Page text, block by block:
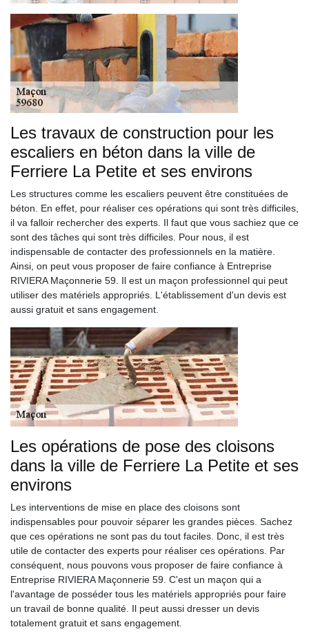
Les travaux de construction pour les
escaliers en béton dans la ville de
Ferriere La Petite et ses environs
Les structures comme les escaliers peuvent être constituées de
béton. En effet, pour réaliser ces opérations qui sont très difficiles,
il va falloir rechercher des experts. Il faut que vous sachiez que ce
sont des tâches qui sont très difficiles. Pour nous, il est
indispensable de contacter des professionnels en la matière.
Ainsi, on peut vous proposer de faire confiance à Entreprise
RIVIERA Maçonnerie 59. Il est un maçon professionnel qui peut
utiliser des matériels appropriés. L'établissement d'un devis est
aussi gratuit et sans engagement.
Les opérations de pose des cloisons
dans la ville de Ferriere La Petite et ses
environs
Les interventions de mise en place des cloisons sont
indispensables pour pouvoir séparer les grandes pièces. Sachez
que ces opérations ne sont pas du tout faciles. Donc, il est très
utile de contacter des experts pour réaliser ces opérations. Par
conséquent, nous pouvons vous proposer de faire confiance à
Entreprise RIVIERA Maçonnerie 59. C'est un maçon qui a
l'avantage de posséder tous les matériels appropriés pour faire
un travail de bonne qualité. Il peut aussi dresser un devis
totalement gratuit et sans engagement.